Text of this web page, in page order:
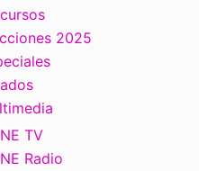
2025
TV
Radio